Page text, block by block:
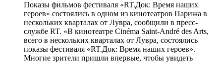
Показы фильмов фестиваля «RT.Док: Время наших
героев» состоялись в одном из кинотеатров Парижа в
нескольких кварталах от Лувра, сообщили в пресс-
службе RT. «В кинотеатре Cinéma Saint-André des Arts,
всего в нескольких кварталах от Лувра, состоялись
показы фестиваля «RT.Док: Время наших героев».
Многие зрители пришли впервые, чтобы увидеть